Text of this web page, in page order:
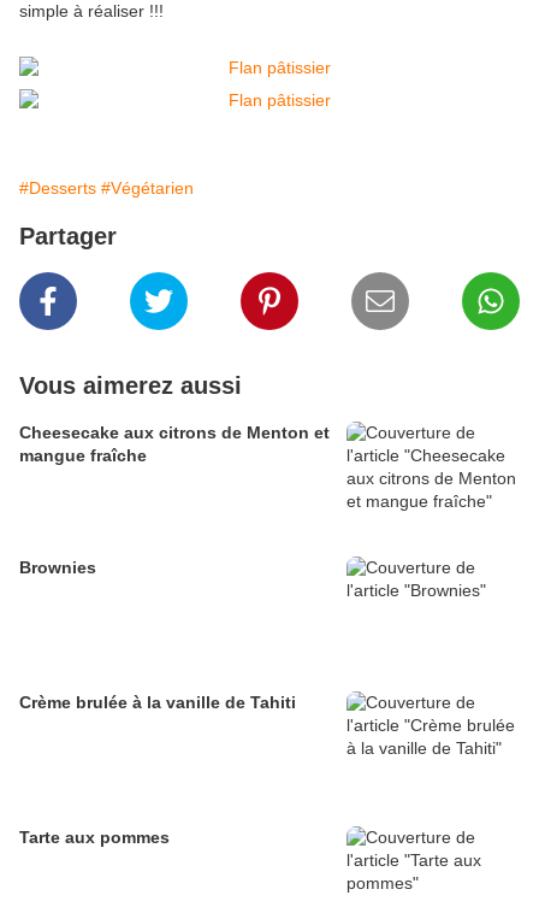
simple à réaliser !!!
#Desserts #Végétarien
Partager
Vous aimerez aussi
Cheesecake aux citrons de Menton et
mangue fraîche
Brownies
Crème brulée à la vanille de Tahiti
Tarte aux pommes